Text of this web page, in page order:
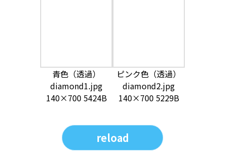
青色（透過）
diamond1.jpg
140×700 5424B
ピンク色（透過）
diamond2.jpg
140×700 5229B
reload